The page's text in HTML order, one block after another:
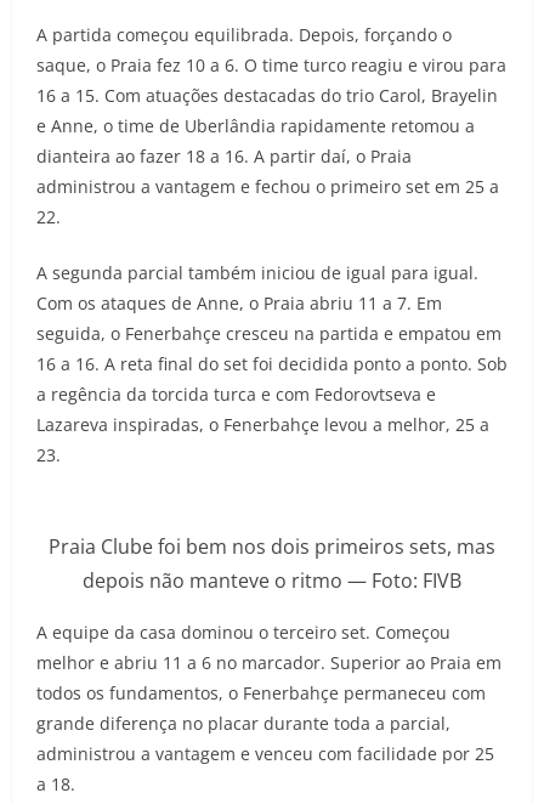
A partida começou equilibrada. Depois, forçando o
saque, o Praia fez 10 a 6. O time turco reagiu e virou para
16 a 15. Com atuações destacadas do trio Carol, Brayelin
e Anne, o time de Uberlândia rapidamente retomou a
dianteira ao fazer 18 a 16. A partir daí, o Praia
administrou a vantagem e fechou o primeiro set em 25 a
22.
A segunda parcial também iniciou de igual para igual.
Com os ataques de Anne, o Praia abriu 11 a 7. Em
seguida, o Fenerbahçe cresceu na partida e empatou em
16 a 16. A reta final do set foi decidida ponto a ponto. Sob
a regência da torcida turca e com Fedorovtseva e
Lazareva inspiradas, o Fenerbahçe levou a melhor, 25 a
23.
Praia Clube foi bem nos dois primeiros sets, mas
depois não manteve o ritmo — Foto: FIVB
A equipe da casa dominou o terceiro set. Começou
melhor e abriu 11 a 6 no marcador. Superior ao Praia em
todos os fundamentos, o Fenerbahçe permaneceu com
grande diferença no placar durante toda a parcial,
administrou a vantagem e venceu com facilidade por 25
a 18.